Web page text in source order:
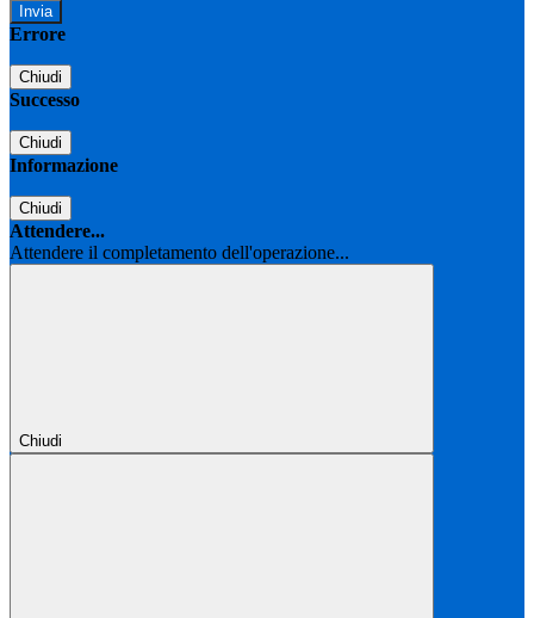
Errore
Chiudi
Successo
Chiudi
Informazione
Chiudi
Attendere...
Attendere il completamento dell'operazione...
Chiudi